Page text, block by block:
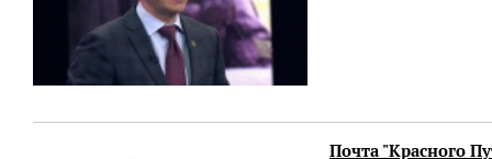
Почта "Красного